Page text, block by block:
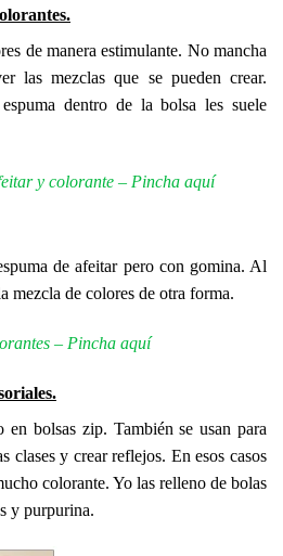
de manera estimulante. No mancha
las mezclas que se pueden crear.
dentro de la bolsa les suele
y colorante – Pincha aquí
de afeitar pero con gomina. Al
mezcla de colores de otra forma.
– Pincha aquí
en bolsas zip. También se usan para
clases y crear reflejos. En esos casos
colorante. Yo las relleno de bolas
y purpurina.